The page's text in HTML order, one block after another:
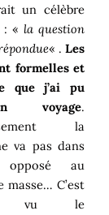
un célèbre
: « la question
« . Les
formelles et
que j’ai pu
voyage.
la
va pas dans
au
masse… C’est
vu le